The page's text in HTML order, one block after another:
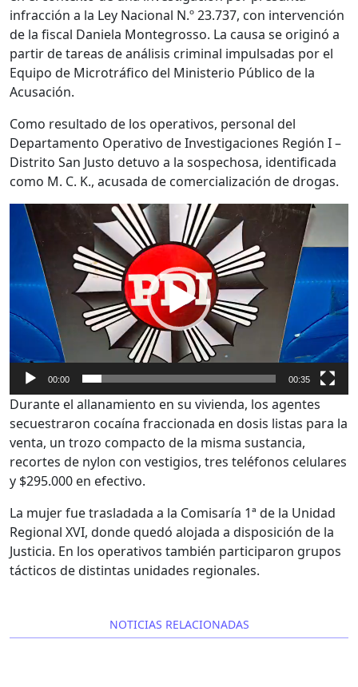
infracción a la Ley Nacional N.º 23.737, con intervención
de la fiscal Daniela Montegrosso. La causa se originó a
partir de tareas de análisis criminal impulsadas por el
Equipo de Microtráfico del Ministerio Público de la
Acusación.
Como resultado de los operativos, personal del
Departamento Operativo de Investigaciones Región I –
Distrito San Justo detuvo a la sospechosa, identificada
como M. C. K., acusada de comercialización de drogas.
Reproductor
vídeo
00:00 00:35
Durante el allanamiento en su vivienda, los agentes
secuestraron cocaína fraccionada en dosis listas para la
venta, un trozo compacto de la misma sustancia,
recortes de nylon con vestigios, tres teléfonos celulares
y $295.000 en efectivo.
La mujer fue trasladada a la Comisaría 1ª de la Unidad
Regional XVI, donde quedó alojada a disposición de la
Justicia. En los operativos también participaron grupos
tácticos de distintas unidades regionales.
NOTICIAS RELACIONADAS